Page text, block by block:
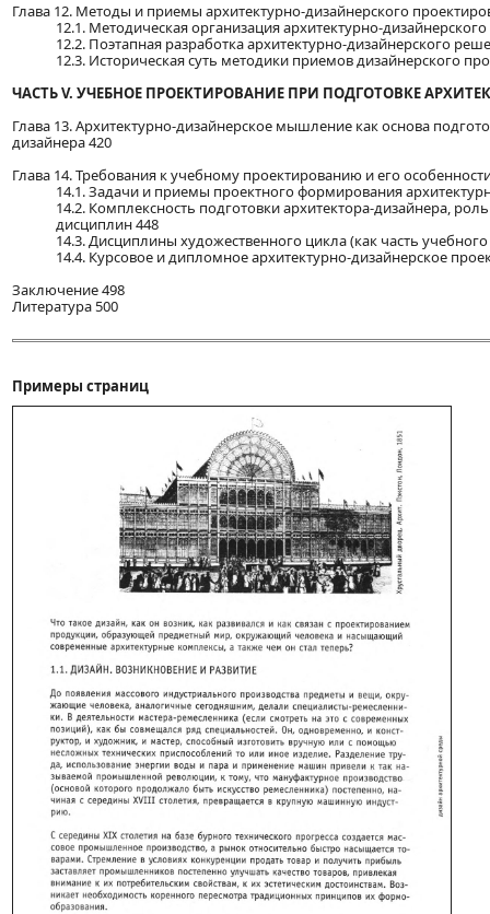
Глава 12. Методы и приемы архитектурно-дизайнерского
12.1. Методическая организация архитектурно-
12.2. Поэтапная разработка архитектурно-дизайнерского
12.3. Историческая суть методики приемов дизайнерского
ЧАСТЬ V. УЧЕБНОЕ ПРОЕКТИРОВАНИЕ ПРИ ПОДГОТОВКЕ
Глава 13. Архитектурно-дизайнерское мышление как основа
дизайнера 420
Глава 14. Требования к учебному проектированию и его
14.1. Задачи и приемы проектного формирования
14.2. Комплексность подготовки архитектора-дизайнера,
дисциплин 448
14.3. Дисциплины художественного цикла (как часть
14.4. Курсовое и дипломное архитектурно-дизайнерское
Заключение 498
Литература 500
Примеры страниц